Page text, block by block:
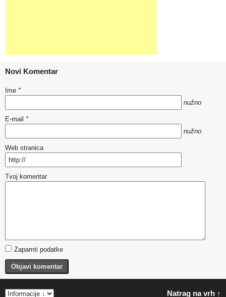
Novi Komentar
Ime *
nužno
E-mail *
nužno
Web stranica
Tvoj komentar
Zapamti podatke
Objavi komentar
Natrag na vrh ↑